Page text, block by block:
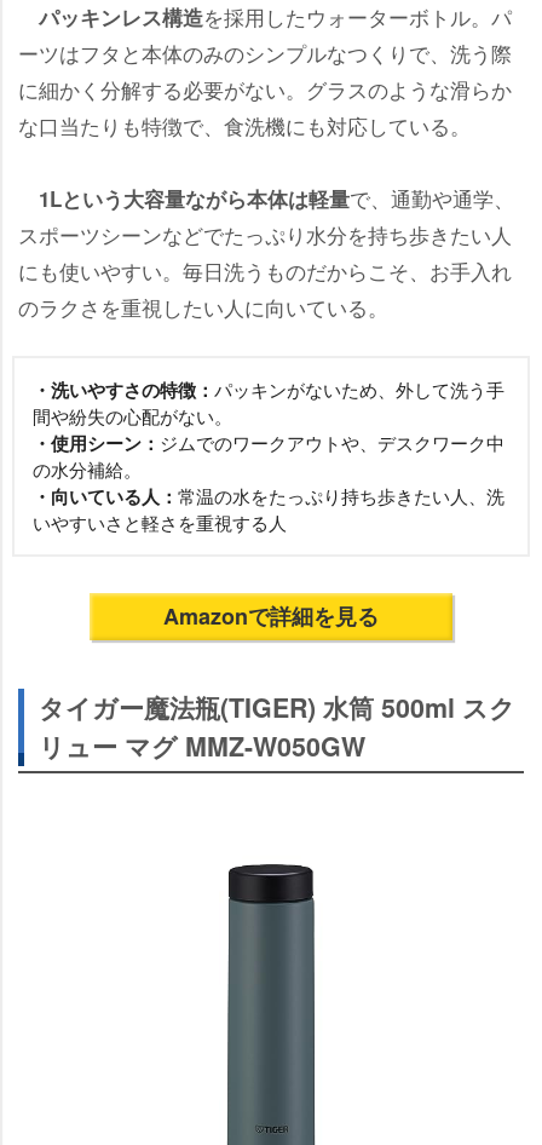
パッキンレス構造を採用したウォーターボトル。パ
ーツはフタと本体のみのシンプルなつくりで、洗う際
に細かく分解する必要がない。グラスのような滑らか
な口当たりも特徴で、食洗機にも対応している。
1Lという大容量ながら本体は軽量で、通勤や通学、
スポーツシーンなどでたっぷり水分を持ち歩きたい人
にも使いやすい。毎日洗うものだからこそ、お手入れ
のラクさを重視したい人に向いている。
・洗いやすさの特徴： パッキンがないため、外して洗う手
間や紛失の心配がない。
・使用シーン： ジムでのワークアウトや、デスクワーク中
の水分補給。
・向いている人： 常温の水をたっぷり持ち歩きたい人、洗
いやすいさと軽さを重視する人
Amazonで詳細を見る
タイガー魔法瓶(TIGER) 水筒 500ml スク
リュー マグ MMZ-W050GW